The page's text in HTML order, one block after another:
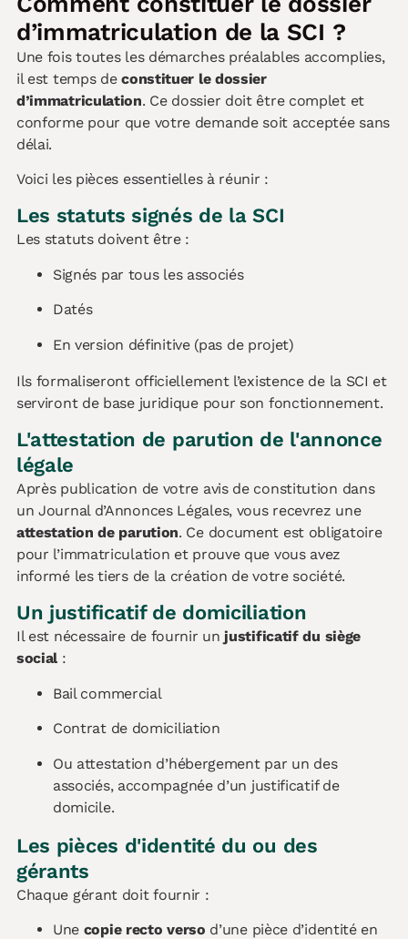
d’immatriculation de la SCI ?
Une fois toutes les démarches préalables accomplies,
il est temps deconstituer le dossier
d’immatriculation. Ce dossier doit être complet et
conforme pour que votre demande soit acceptée sans
délai.
Voici les pièces essentielles à réunir :
Les statuts signés de la SCI
Les statuts doivent être :
Signés par tous les associés
Datés
En version définitive (pas de projet)
Ils formaliseront officiellement l’existence de la SCI et
serviront de base juridique pour son fonctionnement.
L'attestation de parution de l'annonce
légale
Après publication de votre avis de constitution dans
un Journal d’Annonces Légales, vous recevrez une
attestation de parution. Ce document est obligatoire
pour l’immatriculation et prouve que vous avez
informé les tiers de la création de votre société.
Un justificatif de domiciliation
Il est nécessaire de fournir unjustificatif du siège
social:
Bail commercial
Contrat de domiciliation
Ou attestation d’hébergement par un des
associés, accompagnée d’un justificatif de
domicile.
Les pièces d'identité du ou des
gérants
Chaque gérant doit fournir :
Une copie recto verso d’une pièce d’identité en